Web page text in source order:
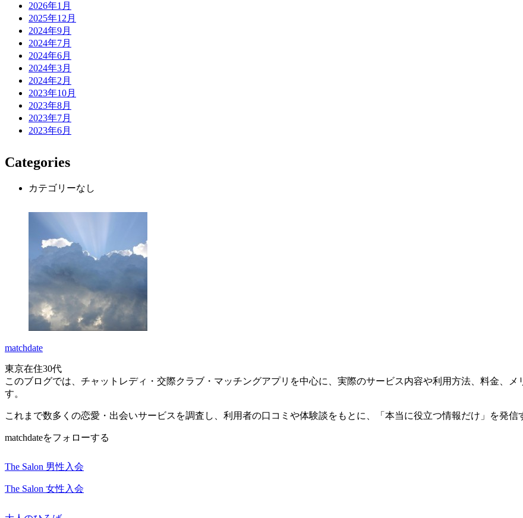
2026年1月
2025年12月
2024年9月
2024年7月
2024年6月
2024年3月
2024年2月
2023年10月
2023年8月
2023年7月
2023年6月
Categories
カテゴリーなし
matchdate
東京在住30代
このブログでは、チャットレディ・交際クラブ・マッチングアプリを中心に、実際のサービス内容や利用方法、料金、
す。
これまで数多くの恋愛・出会いサービスを調査し、利用者の口コミや体験談をもとに、「本当に役立つ情報だけ」を発信
matchdateをフォローする
The Salon 男性入会
The Salon 女性入会